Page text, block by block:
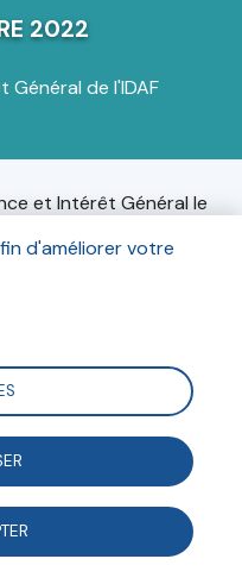
2022
Général de l'IDAF
et Intérêt Général le
objectif de réduction
des directeurs
directeurs généraux
d'améliorer votre